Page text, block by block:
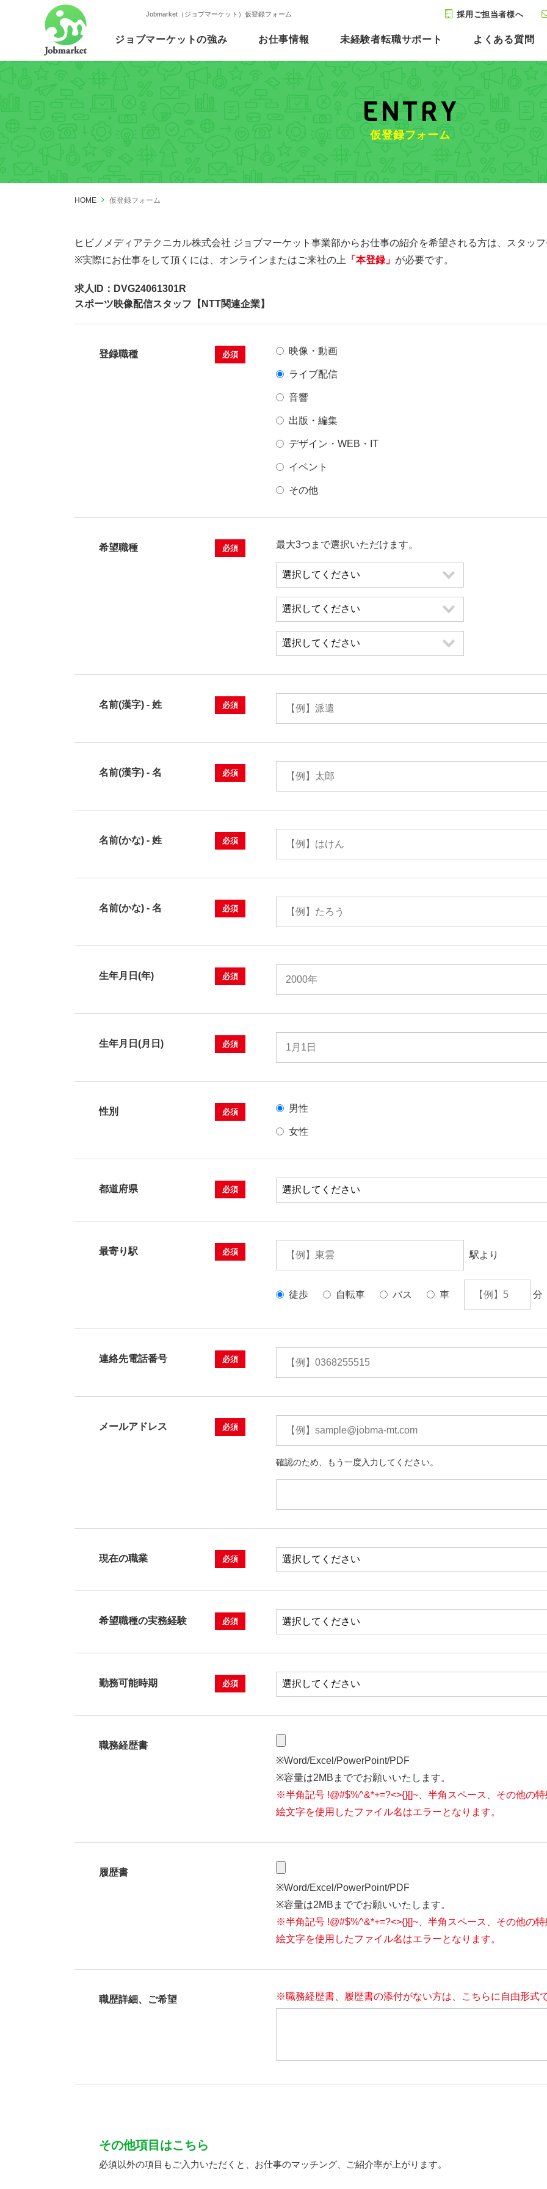
Jobmarket（ジョブマーケット）仮登録フォーム
ジョブマーケットの強み お仕事情報 未経験者転職サポート よくある質問
採用ご担当者様へ
ENTRY
仮登録フォーム
HOME 仮登録フォーム
ヒビノメディアテクニカル株式会社 ジョブマーケット事業部からお仕事の紹介を希望される方は、スタッ
※実際にお仕事をして頂くには、オンラインまたはご来社の上
「本登録」 が必要です。
求人ID：DVG24061301R
スポーツ映像配信スタッフ【NTT関連企業】
登録職種 必須 映像・動画
ライブ配信
音響
出版・編集
デザイン・WEB・IT
イベント
その他
希望職種 必須 最大3つまで選択いただけます。
名前(漢字) - 姓 必須
名前(漢字) - 名 必須
名前(かな) - 姓 必須
名前(かな) - 名 必須
生年月日(年) 必須
生年月日(月日) 必須
性別 必須 男性
女性
都道府県 必須
最寄り駅 必須 駅より
徒歩 自転車 バス 車 分
連絡先電話番号 必須
メールアドレス 必須
確認のため、もう一度入力してください。
現在の職業 必須
希望職種の実務経験 必須
勤務可能時期 必須
職務経歴書
※Word/Excel/PowerPoint/PDF
※容量は2MBまででお願いいたします。
※半角記号 !@#$%^&*+=?<>{}[]~、半角スペース、その他の特
絵文字を使用したファイル名はエラーとなります。
履歴書
※Word/Excel/PowerPoint/PDF
※容量は2MBまででお願いいたします。
※半角記号 !@#$%^&*+=?<>{}[]~、半角スペース、その他の特
絵文字を使用したファイル名はエラーとなります。
職歴詳細、ご希望 ※職務経歴書、履歴書の添付がない方は、こちらに自由形式
その他項目はこちら
必須以外の項目もご入力いただくと、お仕事のマッチング、ご紹介率が上がります。